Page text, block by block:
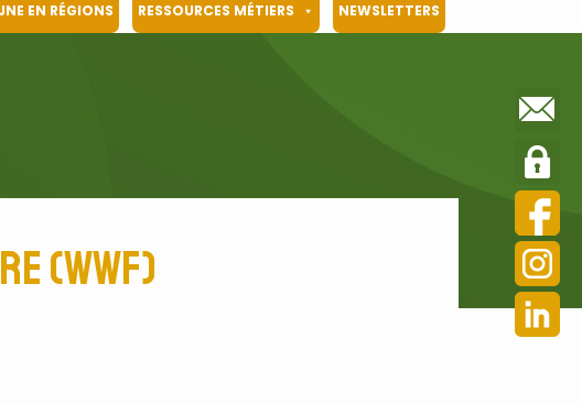
EN RÉGIONS RESSOURCES MÉTIERS NEWSLETTERS
(WWF)